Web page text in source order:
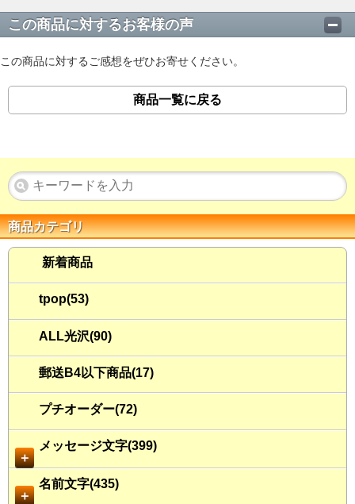
この商品に対するお客様の声
この商品に対するご感想をぜひお寄せください。
商品一覧に戻る
商品カテゴリ
新着商品
tpop(53)
ALL光沢(90)
郵送B4以下商品(17)
プチオーダー(72)
＋
メッセージ文字(399)
＋
名前文字(435)